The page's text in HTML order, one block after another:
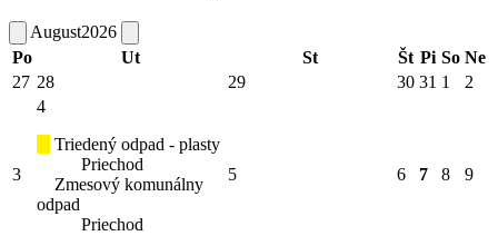
August2026
Po
Ut St Št Pi So Ne
27 28 29 30 31 1 2
3
4
Triedený odpad - plasty
Priechod
Zmesový komunálny
odpad
Priechod
5 6 7 8 9